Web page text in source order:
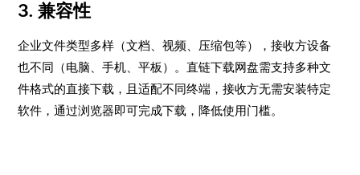
3. 兼容性
企业文件类型多样（文档、视频、压缩包等），接收方设备
也不同（电脑、手机、平板）。直链下载网盘需支持多种文
件格式的直接下载，且适配不同终端，接收方无需安装特定
软件，通过浏览器即可完成下载，降低使用门槛。